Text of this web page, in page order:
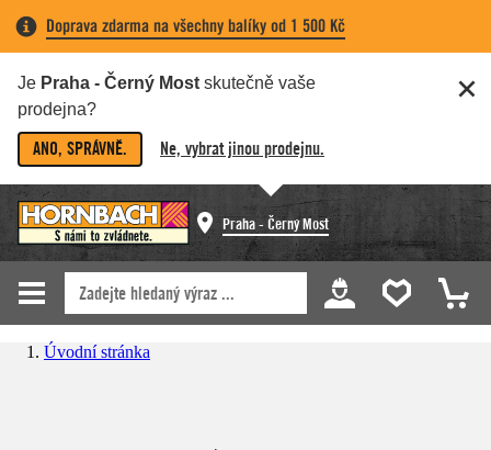
Doprava zdarma na všechny balíky od 1 500 Kč
Je Praha - Černý Most skutečně vaše
prodejna?
ANO, SPRÁVNĚ. Ne, vybrat jinou prodejnu.
Praha - Černý Most
Úvodní stránka